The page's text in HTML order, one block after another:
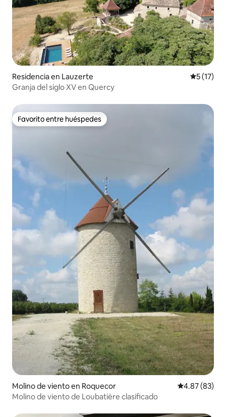
Residencia en Lauzerte
5 (17)
Granja del siglo XV en Quercy
Favorito entre huéspedes
Favorito entre huéspedes
Molino de viento en Roquecor Calificación
4.87 (83)
Molino de viento de Loubatière clasificado